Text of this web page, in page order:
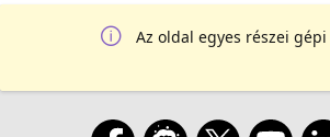
Az oldal egyes részei